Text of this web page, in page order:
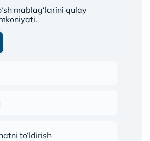
mablag‘larini qulay
to‘ldirish